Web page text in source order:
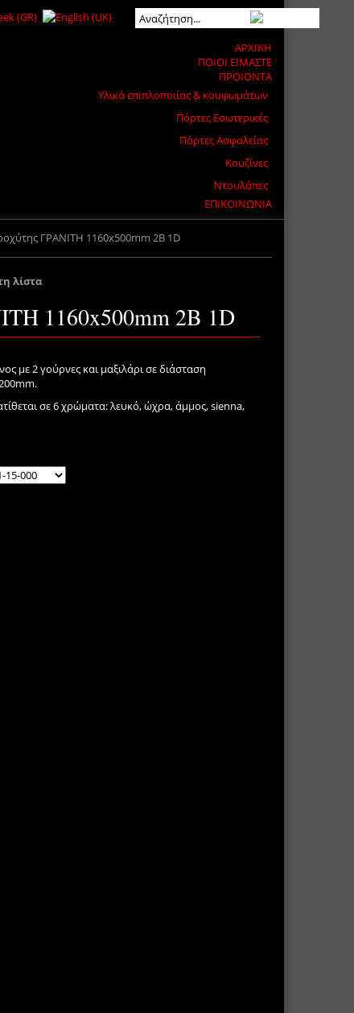
ΑΡΧΙΚΗ
ΠΟΙΟΙ ΕΙΜΑΣΤΕ
ΠΡΟΙΟΝΤΑ
Υλικά επιπλοποιίας & κουφωμάτων
Πόρτες Εσωτερικές
Πόρτες Ασφαλείας
Κουζίνες
Ντουλάπες
ΕΠΙΚΟΙΝΩΝΙΑ
ΓΡΑΝΙΤΗ 1160x500mm 2B 1D
λίστα
1160x500mm 2B 1D
με 2 γούρνες και μαξιλάρι σε διάσταση
σε 6 χρώματα: λευκό, ώχρα, άμμος, sienna,